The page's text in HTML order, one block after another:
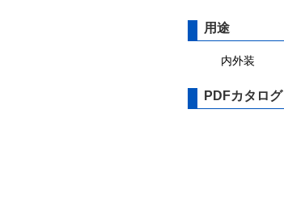
用途
内外装
PDFカタログ